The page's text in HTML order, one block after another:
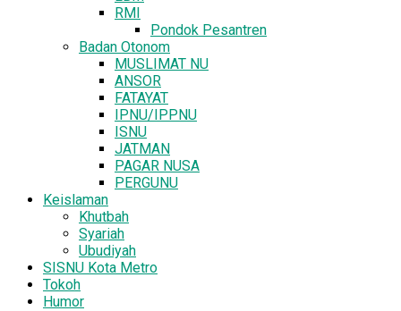
RMI
Pondok Pesantren
Badan Otonom
MUSLIMAT NU
ANSOR
FATAYAT
IPNU/IPPNU
ISNU
JATMAN
PAGAR NUSA
PERGUNU
Keislaman
Khutbah
Syariah
Ubudiyah
SISNU Kota Metro
Tokoh
Humor